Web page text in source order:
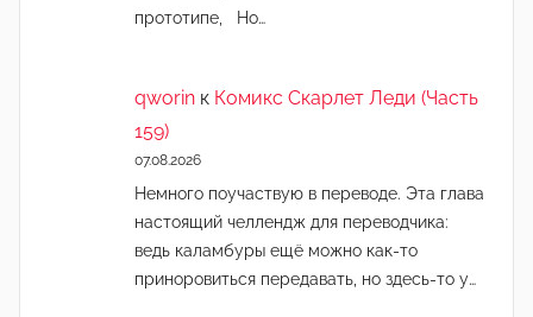
прототипе, Но…
qworin к Комикс Скарлет Леди (Часть
159)
07.08.2026
Немного поучаствую в переводе. Эта глава
настоящий челлендж для переводчика:
ведь каламбуры ещё можно как-то
приноровиться передавать, но здесь-то у…